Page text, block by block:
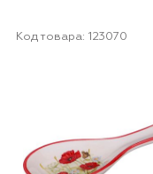
Код товара: 123070